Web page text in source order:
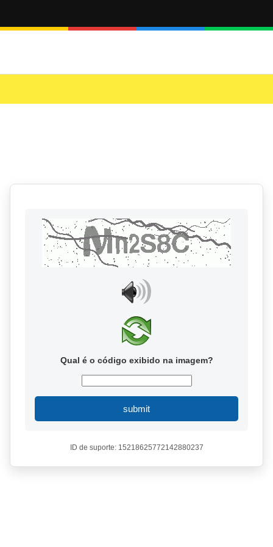
Qual é o código exibido na imagem?
submit
ID de suporte: 15218625772142880237